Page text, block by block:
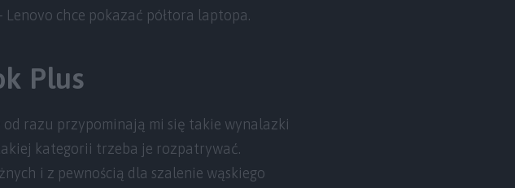
Lenovo chce pokazać półtora laptopa.
Plus
razu przypominają mi się takie wynalazki
kategorii trzeba je rozpatrywać.
i z pewnością dla szalenie wąskiego